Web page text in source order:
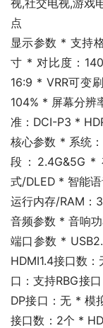
视,社交电视,游戏
点
显示参数 * 支持
寸 * 对比度：
16:9 * VRR可变
104% * 屏幕分辨
准：DCI-P3 *
核心参数 * 系统
段：2.4G&5G
式/DLED * 智能
运行内存/RAM：
音频参数 * 音响
端口参数 *
HDMI1.4接口数
口：支持RBG接
DP接口：无 * 模
接口数：2个 *